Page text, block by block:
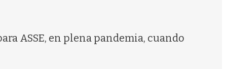
ASSE, en plena pandemia, cuando